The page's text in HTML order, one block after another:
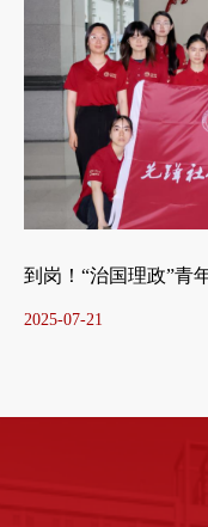
到岗！“治国理政”青
2025-07-21